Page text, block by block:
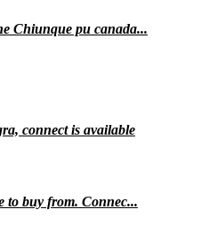
Chiunque pu canada...
connect is available
to buy from. Connec...